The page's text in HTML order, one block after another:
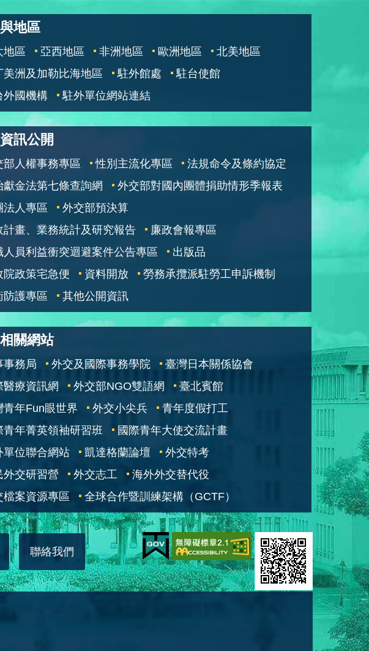
地區
地區 亞西地區 非洲地區 歐洲地區
北美地區
美洲及加勒比海地區
駐外館處
駐台使館
外國機構
駐外單位網站連結
訊公開
部人權事務專區 性別主流化專區
法規命令及條約協定
獻金法第七條查詢網
外交部對國內團體捐助情形季報表
法人專區
外交部預決算
計畫、業務統計及研究報告
廉政會報專區
人員利益衝突迴避案件公告專區
出版品
院政策宅急便
資料開放
勞務承攬派駐勞工申訴機制
防護專區
其他公開資訊
關網站
事務局 外交及國際事務學院
臺灣日本關係協會
醫療資訊網
外交部NGO雙語網
臺北賓館
青年Fun眼世界
外交小尖兵
青年度假打工
青年菁英領袖研習班
國際青年大使交流計畫
單位聯合網站
凱達格蘭論壇
外交特考
外交研習營
外交志工
海外外交替代役
檔案資源專區
全球合作暨訓練架構（GCTF）
聯絡我們